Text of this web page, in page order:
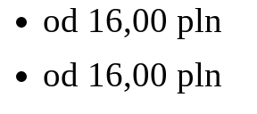
od 16,00 pln
od 16,00 pln